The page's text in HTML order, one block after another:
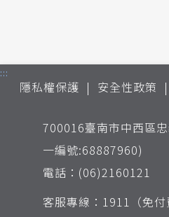
:::
隱私權保護 安全性政策
700016臺南市中西區
一編號:68887960)
電話：(06)2160121
客服專線：1911（免